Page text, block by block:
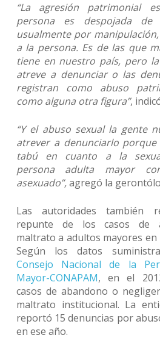
“La agresión patrimonial
persona es despojada de
usualmente por
a la persona. Es de las que
tiene en nuestro país, pero
atreve a denunciar o las
registran como abuso
como alguna otra figura”,
“Y el abuso sexual la gente
atrever a denunciarlo
tabú en cuanto a la
persona adulta mayor
asexuado”,agregó la
Las autoridades también
repunte de los casos de
maltrato a adultos mayores en
Según los datos
Consejo Nacional de la
Mayor-CONAPAM, en el
casos de abandono o
maltrato institucional. La
reportó 15 denuncias por
en ese año.